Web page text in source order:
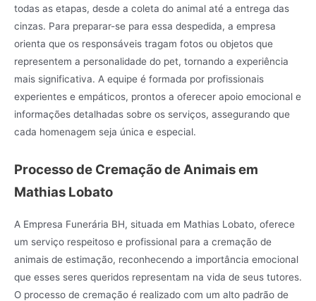
todas as etapas, desde a coleta do animal até a entrega das
cinzas. Para preparar-se para essa despedida, a empresa
orienta que os responsáveis tragam fotos ou objetos que
representem a personalidade do pet, tornando a experiência
mais significativa. A equipe é formada por profissionais
experientes e empáticos, prontos a oferecer apoio emocional e
informações detalhadas sobre os serviços, assegurando que
cada homenagem seja única e especial.
Processo de Cremação de Animais em
Mathias Lobato
A Empresa Funerária BH, situada em Mathias Lobato, oferece
um serviço respeitoso e profissional para a cremação de
animais de estimação, reconhecendo a importância emocional
que esses seres queridos representam na vida de seus tutores.
O processo de cremação é realizado com um alto padrão de